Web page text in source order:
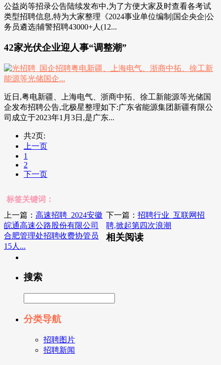
公益岗等招录公告陆续发布中,为了方便大家及时查看各考试
类型招聘信息,特为大家整理《2024事业单位编制|国企央企|公
务员遴选|辅警招聘43000+人(12...
42家光伏企业迎人事“调整潮”
近日,粤电新疆、上海电气、浙商中拓、徐工新能源等光储国
企发布招聘公告,北极星整理如下:广东省能源集团新疆有限公
司成立于2023年1月3日,是广东...
共2页:
上一页
1
2
下一页
标签关键词：
上一篇： 高速招聘_2024安徽
皖通高速公路股份有限公司
合肥管理处招聘收费协管员
15人...
下一篇：招聘行业_互联网招
聘,掀起第四次浪潮
相关阅读
搜索
分类导航
招聘图片
招聘新闻